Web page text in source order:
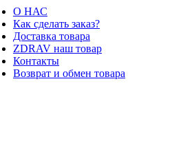
О НАС
Как сделать заказ?
Доставка товара
ZDRAV наш товар
Контакты
Возврат и обмен товара